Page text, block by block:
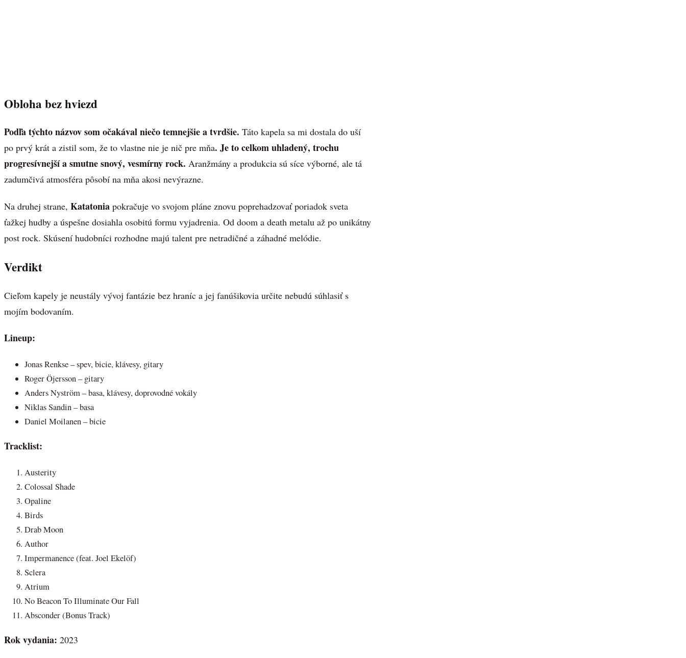
Obloha bez hviezd
Podľa týchto názvov som očakával niečo temnejšie a tvrdšie. Táto kapela sa mi dostala do uší
po prvý krát a zistil som, že to vlastne nie je nič pre mňa. Je to celkom uhladený, trochu
progresívnejší a smutne snový, vesmírny rock. Aranžmány a produkcia sú síce výborné, ale tá
zadumčivá atmosféra pôsobí na mňa akosi nevýrazne.
Na druhej strane, Katatonia pokračuje vo svojom pláne znovu poprehadzovať poriadok sveta
ťažkej hudby a úspešne dosiahla osobitú formu vyjadrenia. Od doom a death metalu až po unikátny
post rock. Skúsení hudobníci rozhodne majú talent pre netradičné a záhadné melódie.
Verdikt
Cieľom kapely je neustály vývoj fantázie bez hraníc a jej fanúšikovia určite nebudú súhlasiť s
mojím bodovaním.
Lineup:
Jonas Renkse – spev, bicie, klávesy, gitary
Roger Öjersson – gitary
Anders Nyström – basa, klávesy, doprovodné vokály
Niklas Sandin – basa
Daniel Moilanen – bicie
Tracklist:
Austerity
Colossal Shade
Opaline
Birds
Drab Moon
Author
Impermanence (feat. Joel Ekelöf)
Sclera
Atrium
No Beacon To Illuminate Our Fall
Absconder (Bonus Track)
Rok vydania: 2023